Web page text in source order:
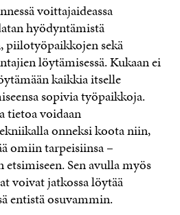
voittajaideassa
hyödyntämistä
sekä
löytämisessä. Kukaan ei
kaikkia itselle
sopivia työpaikkoja.
tietoa voidaan
onneksi koota niin,
omiin tarpeisiinsa –
Sen avulla myös
voivat jatkossa löytää
entistä osuvammin.